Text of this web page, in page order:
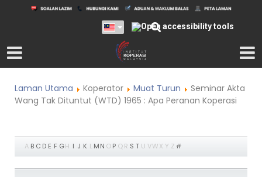
Laman Utama Koperator Muat Turun
Seminar Akta
Wang Tak Dituntut (WTD) 1965 : Apa Peranan Koperasi
A B C D E F GH I J K L MN O P Q R S T U VWX Y Z#